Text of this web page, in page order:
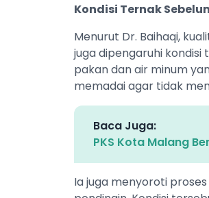
Kondisi Ternak
Menurut Dr. Baihaqi,
juga dipengaruhi
pakan dan air minum
memadai agar tidak
Baca Juga:
PKS Kota Malang
Ia juga menyoroti